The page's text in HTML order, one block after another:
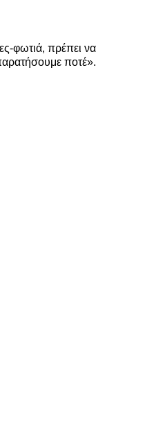
φωτιά, πρέπει να
ποτέ».